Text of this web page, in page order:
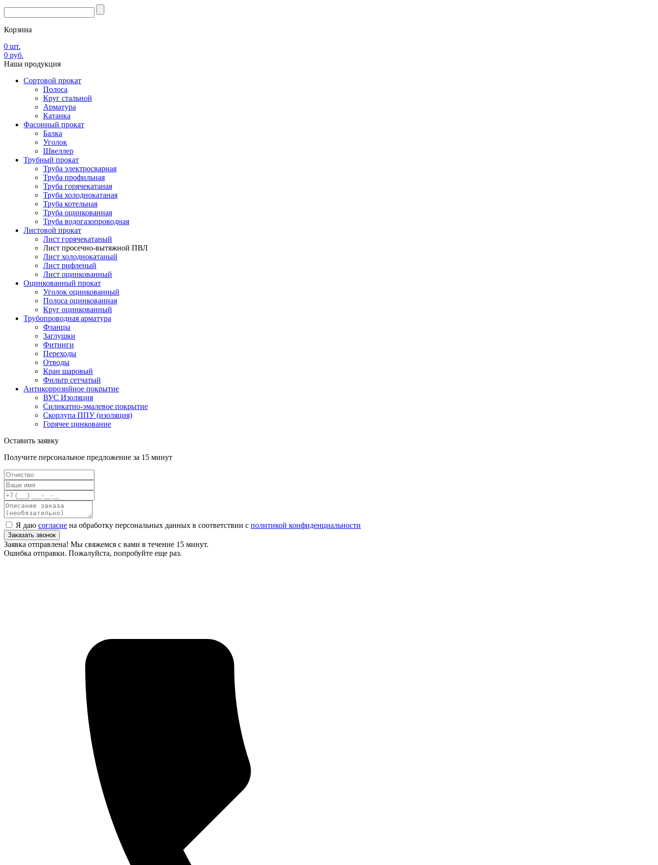
Корзина
0 шт.
0 руб.
Наша продукция
Сортовой прокат
Полоса
Круг стальной
Арматура
Катанка
Фасонный прокат
Балка
Уголок
Швеллер
Трубный прокат
Труба электросварная
Труба профильная
Труба горячекатаная
Труба холоднокатаная
Труба котельная
Труба оцинкованная
Труба водогазопроводная
Листовой прокат
Лист горячекатаный
Лист просечно-вытяжной ПВЛ
Лист холоднокатаный
Лист рифленый
Лист оцинкованный
Оцинкованный прокат
Уголок оцинкованный
Полоса оцинкованная
Круг оцинкованный
Трубопроводная арматура
Фланцы
Заглушки
Фитинги
Переходы
Отводы
Кран шаровый
Фильтр сетчатый
Антикоррозийное покрытие
ВУС Изоляция
Силикатно-эмалевое покрытие
Скорлупа ППУ (изоляция)
Горячее цинкование
Оставить заявку
Получите персональное предложение за 15 минут
Я даю согласие на обработку персональных данных в соответствии с политикой конфиденциальности
Заказать звонок
Заявка отправлена! Мы свяжемся с вами в течение 15 минут.
Ошибка отправки. Пожалуйста, попробуйте еще раз.